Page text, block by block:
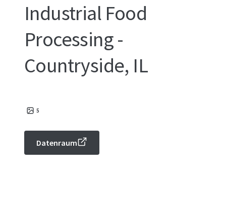
Industrial Food
Processing -
Countryside, IL
5
Datenraum